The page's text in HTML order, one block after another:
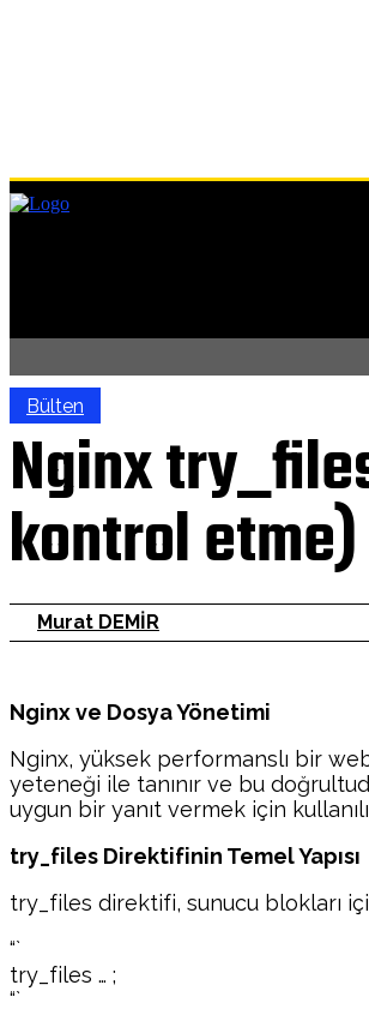
Bülten
Nginx
kontrol etme)
Murat DEMİR
Nginx ve Dosya Yönetimi
Nginx, yüksek performanslı bir
yeteneği ile tanınır ve bu
uygun bir yanıt vermek için
try_files Direktifinin Temel Yapısı
try_files direktifi, sunucu blokları
“`
try_files … ;
“`